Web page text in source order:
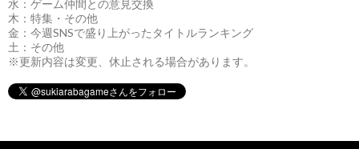
水：ゲーム仲間との意見交換
木：特集・その他
金：今週SNSで盛り上がったタイトルランキング
土：その他
※更新内容は変更、休止される場合があります。